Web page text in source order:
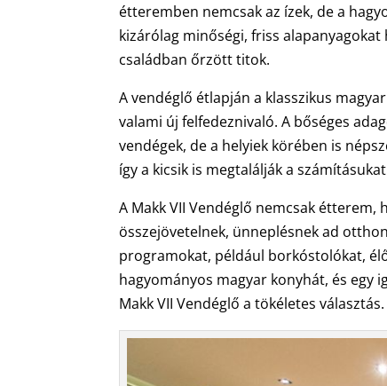
étteremben nemcsak az ízek, de a
kizárólag minőségi, friss
családban őrzött titok.
A vendéglő étlapján a klasszikus
valami új felfedeznivaló. A bőséges
vendégek, de a helyiek körében is
így a kicsik is megtalálják a
A Makk VII Vendéglő nemcsak étterem,
összejövetelnek, ünneplésnek ad
programokat, például borkóstolókat,
hagyományos magyar konyhát, és egy
Makk VII Vendéglő a tökéletes választás.